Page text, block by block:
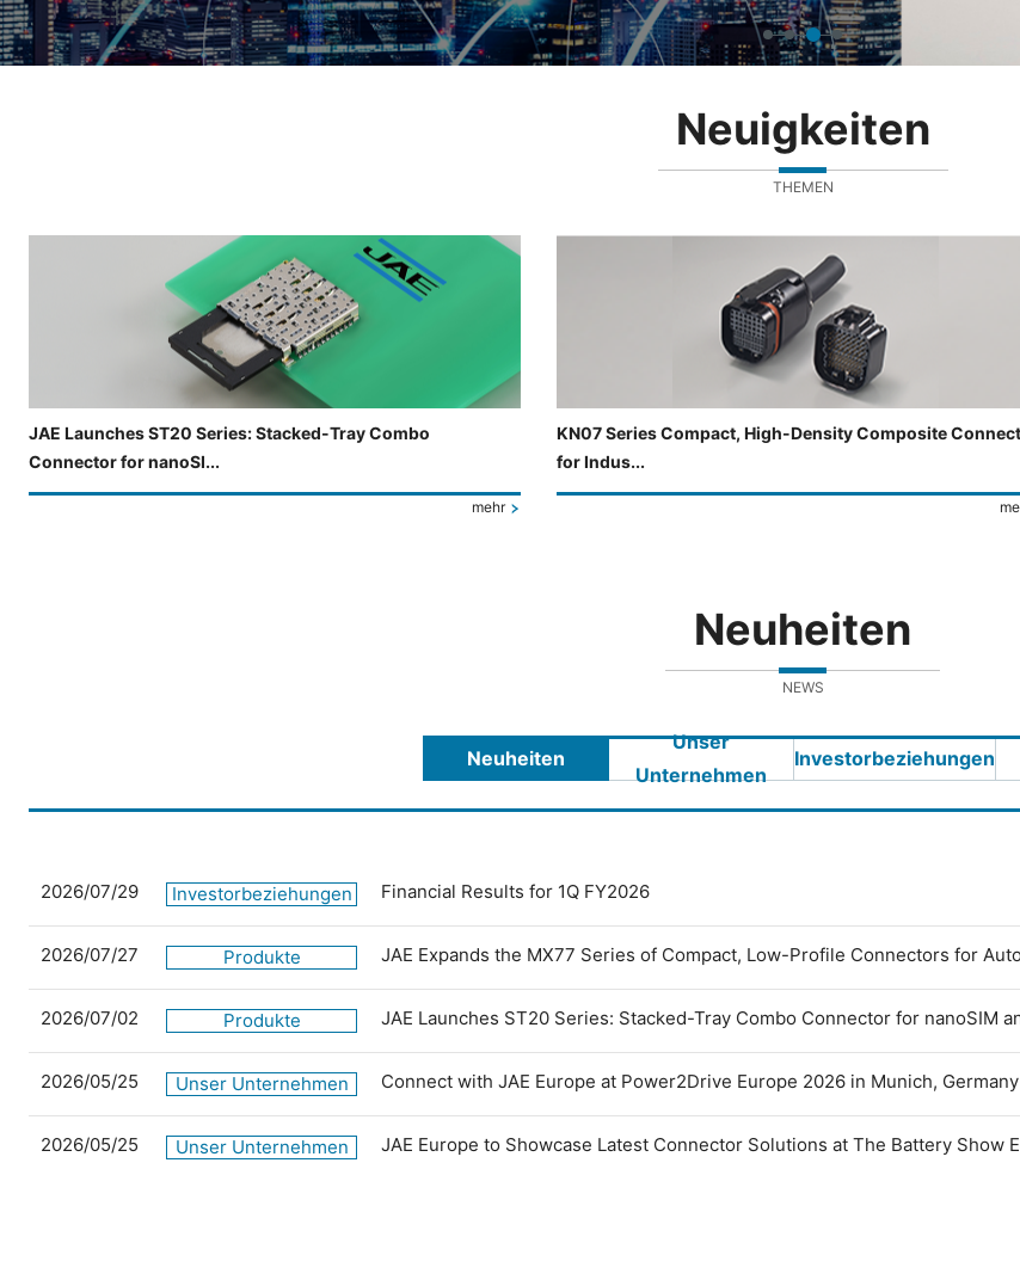
Neuigkeiten
THEMEN
JAE Launches ST20 Series: Stacked-Tray Combo
Connector for nanoSI...
mehr
KN07 Series Compact, High-Density Composite
for Indus...
Neuheiten
NEWS
Neuheiten
Unser
Unternehmen
Investorbeziehungen
2026/07/29 Investorbeziehungen Financial Results for 1Q FY2026
2026/07/27 Produkte JAE Expands the MX77 Series of Compact, Low-Profile Connectors for
2026/07/02 Produkte JAE Launches ST20 Series: Stacked-Tray Combo Connector for nanoSIM
2026/05/25 Unser Unternehmen Connect with JAE Europe at Power2Drive Europe 2026 in Munich, Germany
2026/05/25 Unser Unternehmen JAE Europe to Showcase Latest Connector Solutions at The Battery Show